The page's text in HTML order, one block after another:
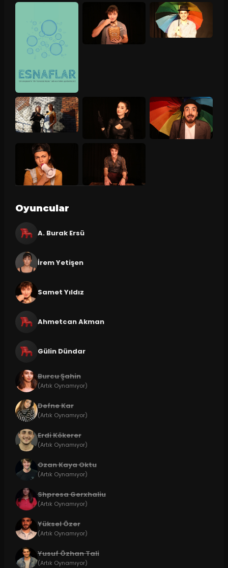
Oyuncular
A. Burak Ersü
İrem Yetişen
Samet Yıldız
Ahmetcan Akman
Gülin Dündar
Burcu Şahin
(Artık Oynamıyor)
Defne Kar
(Artık Oynamıyor)
Erdi Kökerer
(Artık Oynamıyor)
Ozan Kaya Oktu
(Artık Oynamıyor)
Shpresa Gerxhaliu
(Artık Oynamıyor)
Yüksel Özer
(Artık Oynamıyor)
Yusuf Özhan Tali
(Artık Oynamıyor)